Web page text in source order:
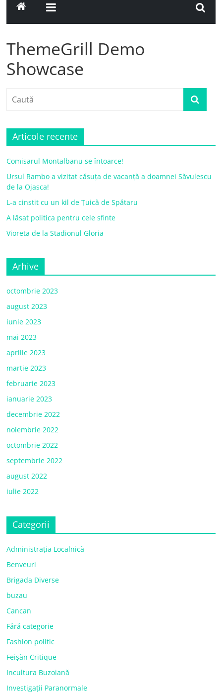
ThemeGrill Demo
Showcase
Articole recente
Comisarul Montalbanu se întoarce!
Ursul Rambo a vizitat căsuța de vacanță a doamnei Săvulescu
de la Ojasca!
L-a cinstit cu un kil de Țuică de Spătaru
A lăsat politica pentru cele sfinte
Vioreta de la Stadionul Gloria
Arhive
octombrie 2023
august 2023
iunie 2023
mai 2023
aprilie 2023
martie 2023
februarie 2023
ianuarie 2023
decembrie 2022
noiembrie 2022
octombrie 2022
septembrie 2022
august 2022
iulie 2022
Categorii
Administrația Localnică
Benveuri
Brigada Diverse
buzau
Cancan
Fără categorie
Fashion politic
Feișăn Critique
Incultura Buzoiană
Investigații Paranormale